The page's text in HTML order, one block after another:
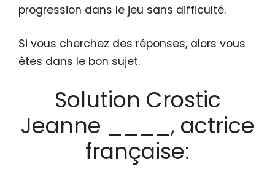
progression dans le jeu sans difficulté.
Si vous cherchez des réponses, alors vous
êtes dans le bon sujet.
Solution Crostic
Jeanne ____, actrice
française: